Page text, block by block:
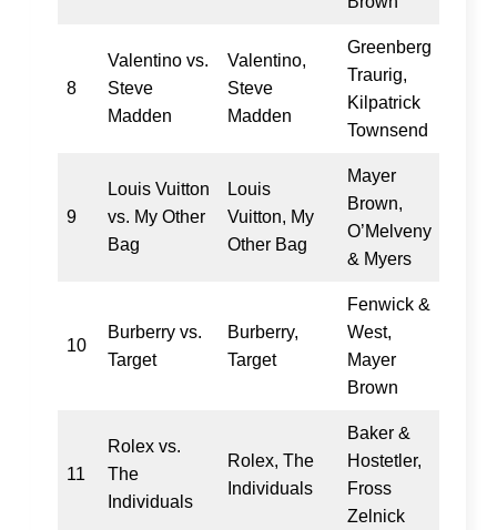
8
Valentino vs.
Steve
Madden
Valentino,
Steve
Madden
Greenberg
Traurig,
Kilpatrick
Townsend
9
Louis Vuitton
vs. My Other
Bag
Louis
Vuitton, My
Other Bag
Mayer
Brown,
O’Melveny
& Myers
10
Burberry vs.
Target
Burberry,
Target
Fenwick &
West,
Mayer
Brown
11
Rolex vs.
The
Individuals
Rolex, The
Individuals
Baker &
Hostetler,
Fross
Zelnick